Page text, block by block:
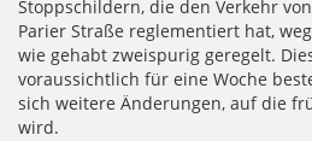
Stoppschildern, die den Verkehr
Parier Straße reglementiert hat,
wie gehabt zweispurig geregelt.
voraussichtlich für eine Woche
sich weitere Änderungen, auf die
wird.